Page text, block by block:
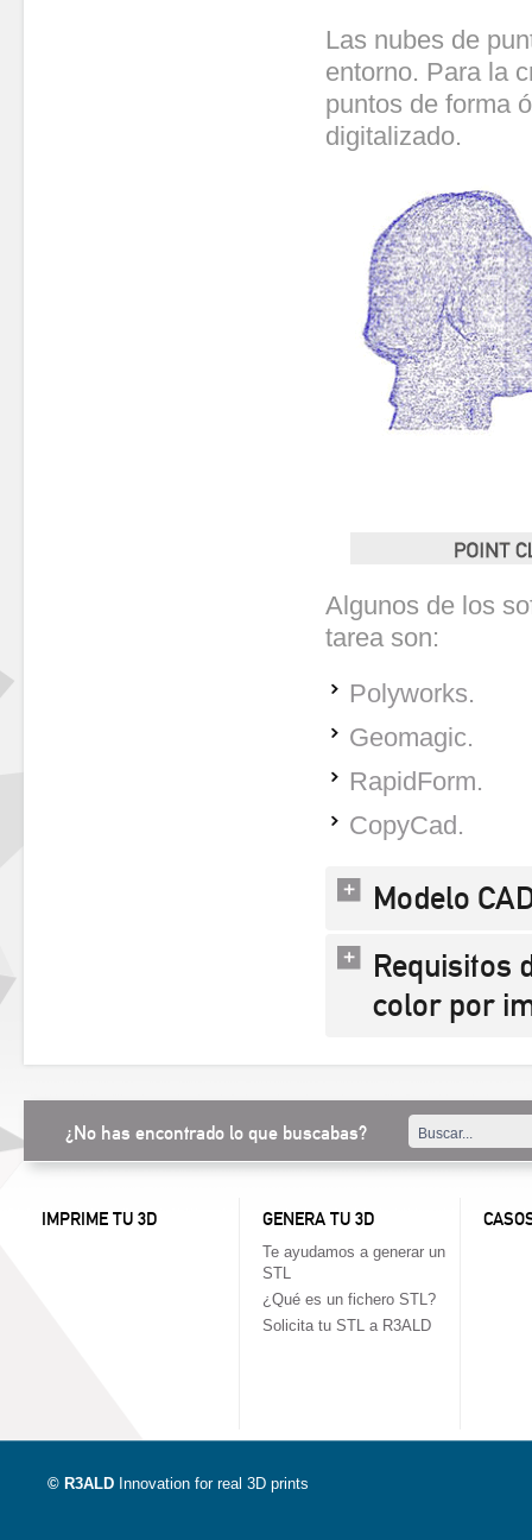
Las nubes de
entorno. Para la
puntos de forma
digitalizado.
Algunos de los
tarea son:
Polyworks.
Geomagic.
RapidForm.
CopyCad.
Modelo
Requisitos
color por
¿No has encontrado lo que buscabas?
IMPRIME TU 3D GENERA TU 3D
Te ayudamos a generar un
STL
¿Qué es un fichero STL?
Solicita tu STL a R3ALD
© R3ALD Innovation for real 3D prints